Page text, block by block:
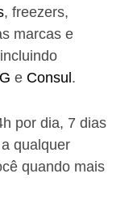
, freezers,
marcas e
e Consul .
por dia, 7 dias
qualquer
quando mais